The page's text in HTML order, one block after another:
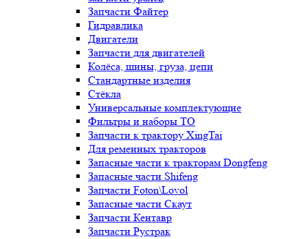
Запчасти Файтер
Гидравлика
Двигатели
Запчасти для двигателей
Колёса, шины, груза, цепи
Стандартные изделия
Стёкла
Универсальные комплектующие
Фильтры и наборы ТО
Запчасти к трактору XingTai
Для ременных тракторов
Запасные части к тракторам Dongfeng
Запасные части Shifeng
Запчасти Foton\Lovol
Запасные части Скаут
Запчасти Кентавр
Запчасти Рустрак